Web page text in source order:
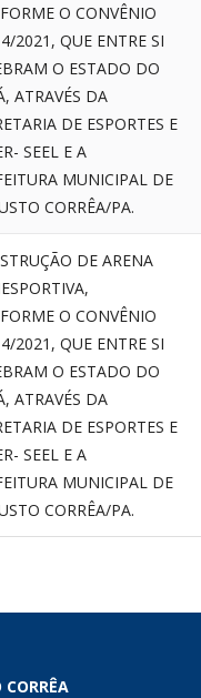
O CONVÊNIO
2021, QUE ENTRE SI
O ESTADO DO
ATRAVÉS DA
DE ESPORTES E
SEEL E A
MUNICIPAL DE
CORRÊA/PA.
DE ARENA
O CONVÊNIO
2021, QUE ENTRE SI
O ESTADO DO
ATRAVÉS DA
DE ESPORTES E
SEEL E A
MUNICIPAL DE
CORRÊA/PA.
CORRÊA